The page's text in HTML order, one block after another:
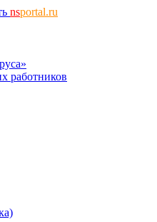
nsportal.ru
работников